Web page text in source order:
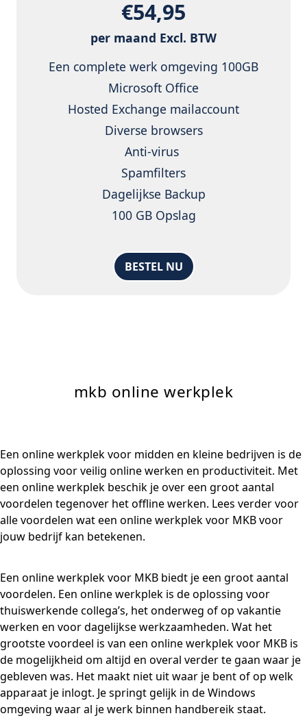
€54,95
per maand Excl. BTW
Een complete werk omgeving 100GB
Microsoft Office
Hosted Exchange mailaccount
Diverse browsers
Anti-virus
Spamfilters
Dagelijkse Backup
100 GB Opslag
BESTEL NU
mkb online werkplek
Een online werkplek voor midden en kleine bedrijven is de
oplossing voor veilig online werken en productiviteit. Met
een online werkplek beschik je over een groot aantal
voordelen tegenover het offline werken. Lees verder voor
alle voordelen wat een online werkplek voor MKB voor
jouw bedrijf kan betekenen.
Een online werkplek voor MKB biedt je een groot aantal
voordelen. Een online werkplek is de oplossing voor
thuiswerkende collega’s, het onderweg of op vakantie
werken en voor dagelijkse werkzaamheden. Wat het
grootste voordeel is van een online werkplek voor MKB is
de mogelijkheid om altijd en overal verder te gaan waar je
gebleven was. Het maakt niet uit waar je bent of op welk
apparaat je inlogt. Je springt gelijk in de Windows
omgeving waar al je werk binnen handbereik staat.